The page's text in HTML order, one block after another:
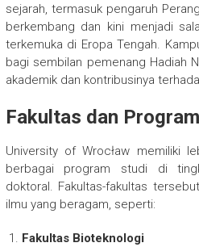
sejarah, termasuk pengaruh
berkembang dan kini menjadi
terkemuka di Eropa Tengah.
bagi sembilan pemenang Hadiah
akademik dan kontribusinya
Fakultas dan
University of Wrocław memiliki
berbagai program studi di
doktoral. Fakultas-fakultas
ilmu yang beragam, seperti:
Fakultas Bioteknologi